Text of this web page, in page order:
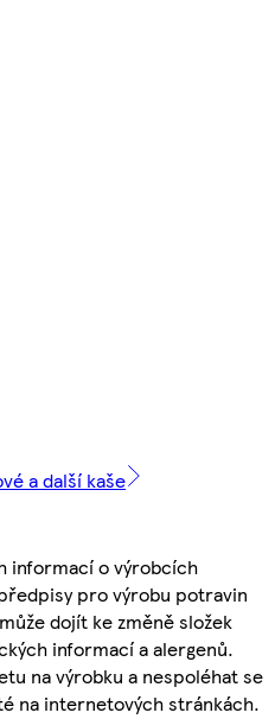
a další kaše
informací o výrobcích
pro výrobu potravin
dojít ke změně složek
informací a alergenů.
na výrobku a nespoléhat se
na internetových stránkách.